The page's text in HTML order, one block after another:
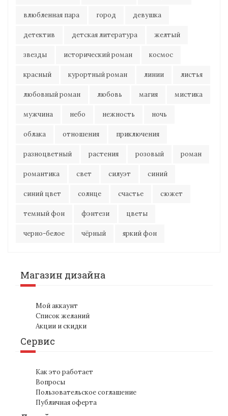
влюбленная пара город девушка
детектив детская литература желтый
звезды исторический роман космос
красный курортный роман линии листья
любовный роман любовь магия мистика
мужчина небо нежность ночь
облака отношения приключения
разноцветный растения розовый роман
романтика свет силуэт синий
синий цвет солнце счастье сюжет
темный фон фэнтези цветы
черно-белое чёрный яркий фон
Магазин дизайна
Мой аккаунт
Список желаний
Акции и скидки
Сервис
Как это работает
Вопросы
Пользовательское соглашение
Публичная оферта